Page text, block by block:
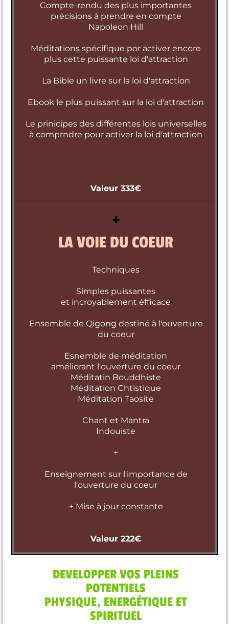
Compte-rendu des plus importantes
précisions à prendre en compte
Napoleon Hill
Méditations spécifique por activer encore
plus cette puissante loi d'attraction
La Bible un livre sur la loi d'attraction
Ebook le plus puissant sur la loi d'attraction
Le prinicipes des différentes lois universelles
à comprndre pour activer la loi d'attraction
Valeur 333€
+
LA VOIE DU COEUR
Techniques
Simples puissantes
et incroyablement éfficace
Ensemble de Qigong destiné à l'ouverture
du coeur
Esnemble de méditation
améliorant l'ouverture du coeur
Méditatin Bouddhiste
Méditation Chtistique
Méditation Taosite
Chant et Mantra
Indouiste
+
Enseignement sur l'importance de
l'ouverture du coeur
+ Mise à jour constante
Valeur 222€
DEVELOPPER VOS PLEINS
POTENTIELS
PHYSIQUE, ENERGÉTIQUE ET
SPIRITUEL